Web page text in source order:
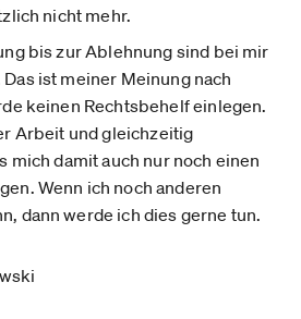
nicht mehr.
bis zur Ablehnung sind bei mir
ist meiner Meinung nach
keinen Rechtsbehelf einlegen.
Arbeit und gleichzeitig
mich damit auch nur noch einen
Wenn ich noch anderen
dann werde ich dies gerne tun.